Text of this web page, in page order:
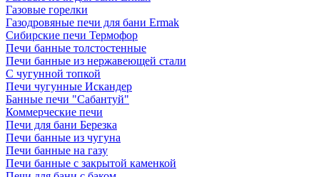
Газовые горелки
Газодровяные печи для бани Ermak
Сибирские печи Термофор
Печи банные толстостенные
Печи банные из нержавеющей стали
С чугунной топкой
Печи чугунные Искандер
Банные печи "Сабантуй"
Коммерческие печи
Печи для бани Березка
Печи банные из чугуна
Печи банные на газу
Печи банные с закрытой каменкой